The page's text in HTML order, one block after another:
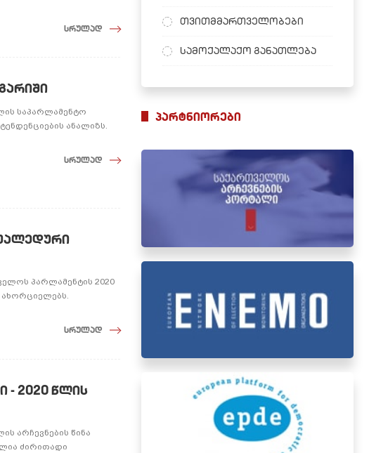
სრულად
საპარლამენტო
ანალიზს.
სრულად
პარლამენტის 2020
ახორციელებს.
სრულად
- 2020 წლის
არჩევნების წინა
ძირითადი
თვითმმართველობები
სამოქალაქო განათლება
პარტნიორები